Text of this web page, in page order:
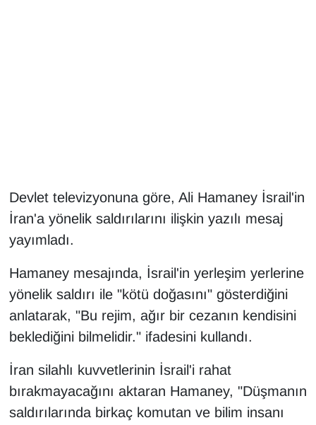
Devlet televizyonuna göre, Ali Hamaney İsrail'in
İran'a yönelik saldırılarını ilişkin yazılı mesaj
yayımladı.
Hamaney mesajında, İsrail'in yerleşim yerlerine
yönelik saldırı ile "kötü doğasını" gösterdiğini
anlatarak, "Bu rejim, ağır bir cezanın kendisini
beklediğini bilmelidir." ifadesini kullandı.
İran silahlı kuvvetlerinin İsrail'i rahat
bırakmayacağını aktaran Hamaney, "Düşmanın
saldırılarında birkaç komutan ve bilim insanı
HABERDE İNSAN
İngilizce
Kamu Alımları
Kim Kimdir?
Kültür & Sanat
KURDÎ